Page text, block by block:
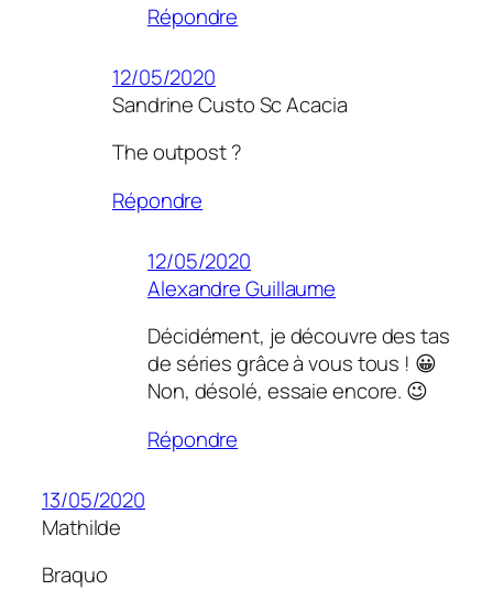
Répondre
12/05/2020
Sandrine Custo Sc Acacia
The outpost ?
Répondre
12/05/2020
Alexandre Guillaume
Décidément, je découvre des tas
de séries grâce à vous tous ! 😀
Non, désolé, essaie encore. 😉
Répondre
13/05/2020
Mathilde
Braquo